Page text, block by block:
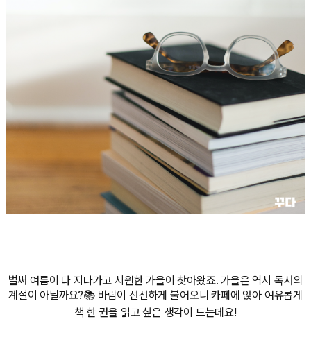
벌써 여름이 다 지나가고 시원한 가을이 찾아왔죠. 가을은 역시 독서의
계절이 아닐까요?📚 바람이 선선하게 불어오니 카페에 앉아 여유롭게
책 한 권을 읽고 싶은 생각이 드는데요!